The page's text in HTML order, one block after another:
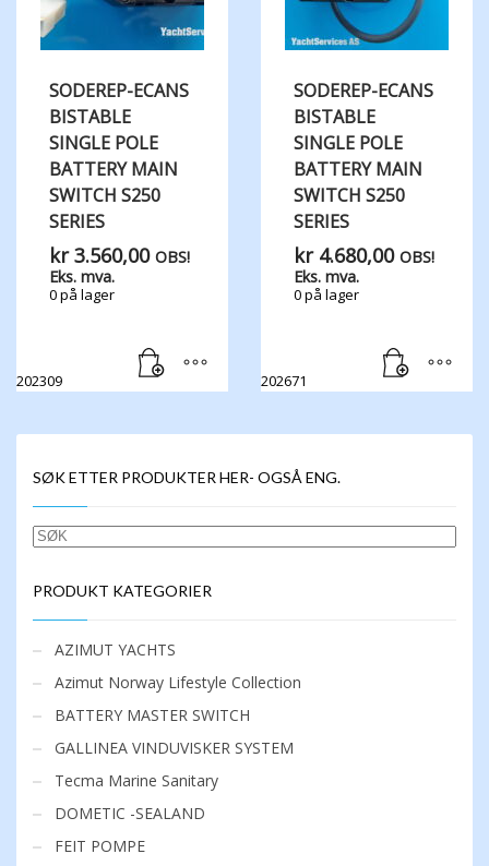
SODEREP-ECANS
BISTABLE
SINGLE POLE
BATTERY MAIN
SWITCH S250
SERIES
kr3.560,00 OBS!
Eks. mva.
0 på lager
202309
SODEREP-ECANS
BISTABLE
SINGLE POLE
BATTERY MAIN
SWITCH S250
SERIES
kr4.680,00 OBS!
Eks. mva.
0 på lager
202671
SØK ETTER PRODUKTER HER- OGSÅ ENG.
SØK
PRODUKT KATEGORIER
AZIMUT YACHTS
Azimut Norway Lifestyle Collection
BATTERY MASTER SWITCH
GALLINEA VINDUVISKER SYSTEM
Tecma Marine Sanitary
DOMETIC -SEALAND
FEIT POMPE